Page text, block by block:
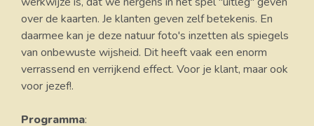
over de kaarten. Je klanten geven zelf betekenis. En
daarmee kan je deze natuur foto's inzetten als spiegels
van onbewuste wijsheid. Dit heeft vaak een enorm
verrassend en verrijkend effect. Voor je klant, maar ook
voor jezef!.
Programma: